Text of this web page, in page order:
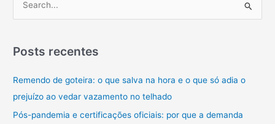
q
i
s
a
Posts recentes
Remendo de goteira: o que salva na hora e o que só adia o
prejuízo ao vedar vazamento no telhado
Pós-pandemia e certificações oficiais: por que a demanda